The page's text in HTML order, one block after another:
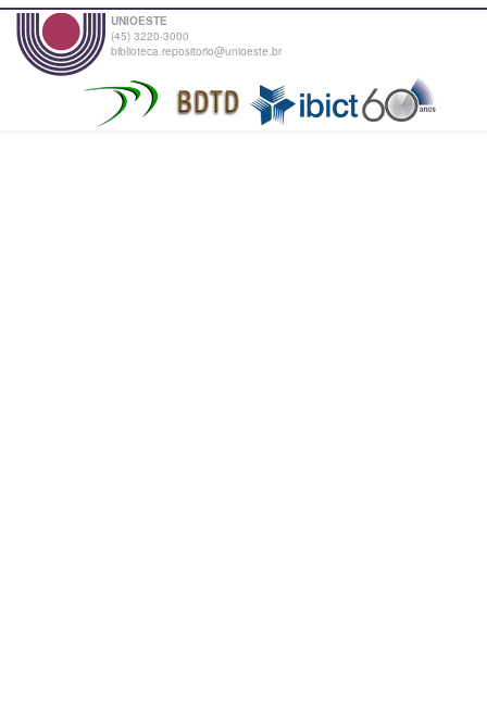
UNIOESTE
(45) 3220-3000
biblioteca.repositorio@unioeste.br